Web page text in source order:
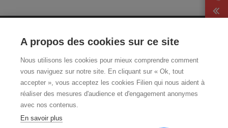
CGA
confidentialité
Livraison et retour
Qui sommes-nous ?
FAQ
A propos des cookies sur ce site
Nous utilisons les cookies pour mieux comprendre comment
vous naviguez sur notre site. En cliquant sur « Ok, tout
accepter », vous acceptez les cookies Filien qui nous aident à
réaliser des mesures d'audience et d'engagement anonymes
avec nos contenus.
En savoir plus